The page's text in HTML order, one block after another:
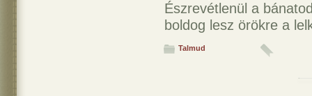
Észrevétlenül a
boldog lesz örökre a
Talmud